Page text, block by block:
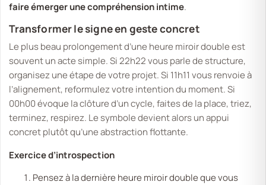
faire émerger une compréhension intime.
Transformer le signe en geste concret
Le plus beau prolongement d’une heure miroir double est
souvent un acte simple. Si 22h22 vous parle de structure,
organisez une étape de votre projet. Si 11h11 vous renvoie à
l’alignement, reformulez votre intention du moment. Si
00h00 évoque la clôture d’un cycle, faites de la place, triez,
terminez, respirez. Le symbole devient alors un appui
concret plutôt qu’une abstraction flottante.
Exercice d’introspection
Pensez à la dernière heure miroir double que vous